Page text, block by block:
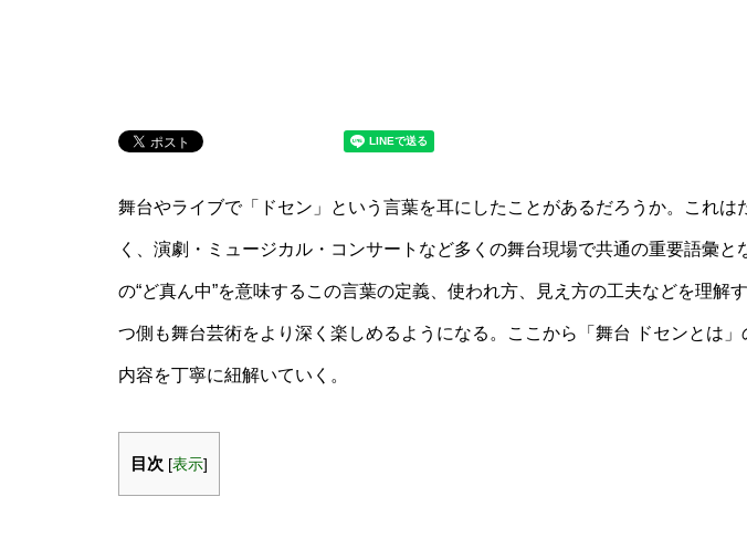
舞台やライブで「ドセン」という言葉を耳にしたことがあるだろうか。これは
く、演劇・ミュージカル・コンサートなど多くの舞台現場で共通の重要語彙と
の“ど真ん中”を意味するこの言葉の定義、使われ方、見え方の工夫などを理解
つ側も舞台芸術をより深く楽しめるようになる。ここから「舞台 ドセンとは
内容を丁寧に紐解いていく。
目次 [表示]